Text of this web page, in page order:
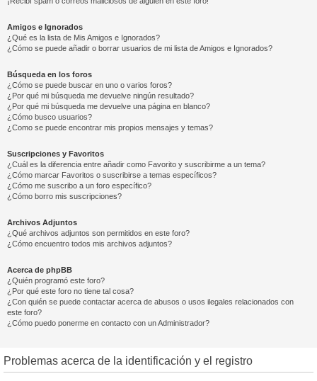
Amigos e Ignorados
¿Qué es la lista de Mis Amigos e Ignorados?
¿Cómo se puede añadir o borrar usuarios de mi lista de Amigos e Ignorados?
Búsqueda en los foros
¿Cómo se puede buscar en uno o varios foros?
¿Por qué mi búsqueda me devuelve ningún resultado?
¿Por qué mi búsqueda me devuelve una página en blanco?
¿Cómo busco usuarios?
¿Como se puede encontrar mis propios mensajes y temas?
Suscripciones y Favoritos
¿Cuál es la diferencia entre añadir como Favorito y suscribirme a un tema?
¿Cómo marcar Favoritos o suscribirse a temas específicos?
¿Cómo me suscribo a un foro específico?
¿Cómo borro mis suscripciones?
Archivos Adjuntos
¿Qué archivos adjuntos son permitidos en este foro?
¿Cómo encuentro todos mis archivos adjuntos?
Acerca de phpBB
¿Quién programó este foro?
¿Por qué este foro no tiene tal cosa?
¿Con quién se puede contactar acerca de abusos o usos ilegales relacionados con
este foro?
¿Cómo puedo ponerme en contacto con un Administrador?
Problemas acerca de la identificación y el registro